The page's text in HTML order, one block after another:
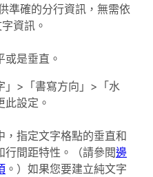
準確的分行資訊，無需依
資訊。
是垂直。
」>「書寫方向」>「水
設定。
，指定文字格點的垂直和
行間距特性。（請參閱邊
。）如果您要建立純文字